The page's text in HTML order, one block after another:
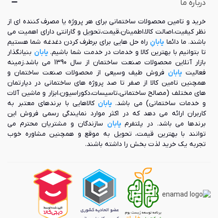
نیز دارند. به طور کلی آبگرمکن‌های دیواری دارای دو شیر هستند که
عبارتند از:
شیر کنترل دما (به منظور تنظیم دمای آب)
شیر کنترل فشار (به منظور تنظیم فشار آب)
همچنین باید خاطر نشان شویم که در هنگام استفاده از آبگرمکن
دیواری، مشکل از زمانی آغاز می‌شود که میزان نیاز شما به آب گرم،
بیشتر از میزان ذخیره شده در مخزن دستگاه باشد. در این صورت
باید مدتی صبر داشته باشید تا دستگاه بتواند آب گرم کافی مورد
نیاز شما را تولید و در اختیار مخزن قرار دهد. این مدت زمان بستگی
به میزان ظرفیت مخزن آبگرمکن و میزان کسری آب مورد نیاز شما
دارد. به همین دلیل به مرور زمان آبگرمکن‌های مخزن‌دار به تدریج
جای خود را به مدل‌های پیشرفته‌تری دادند. البته باید اشاره کنیم
که این محصول دارای مزایای قابل توجهی نیز می باشد که در
دارای قیمت مقرون به صرفه‌ای است.
هزینه تعمیر و نگهداری زیادی ندارد.
در مقایسه با سایر مدل‌ها همچنان از قیمت کم‌تری برخوردار است.
درباره ما
خرید و تامین محصولات ساختمانی برای هر پروژه یا مصرف کننده ای از
نظر کیفیت،اصالت کالا،اطمینان،قیمت،تحویل و گارانتی دارای اهمیت می
باشند. ما دائما یابانِ راه حل هایی برای برطرف کردن دغدغه شما هستیم
تا بتوانیم با بهترین کالا و خدمات در خدمت شما باشیم.یابان بنیانگذار
بازار آنلاین محصولات صنعت ساختمان از سال 1390 می باشد.زمینه
فعالیتیابان فروش طیف وسیعی از محصولات صنعت ساختمان و
همچنین تامین کالا از صفر تا صد پروژه های ساختمانی در دپارتمان
های مختلف (مصالح ساختمانی،تاسیسات،دکوراسیون،ابزار و ماشین آلات
و خدمات ساختمانی) می باشد.یابان کالاهایی با برندهای معتبر به
کاربران ارائه می دهد که در اکثر موارد نمایندگی رسمی فروش این
برندها می باشد. در پلتفرمیابان سازندگان و مشتریان محترم می
توانند با بهترین قیمت، تحویل به موقع و همچنین مشاوره خوب
تجربه یک خرید لذت بخش را داشته باشند.